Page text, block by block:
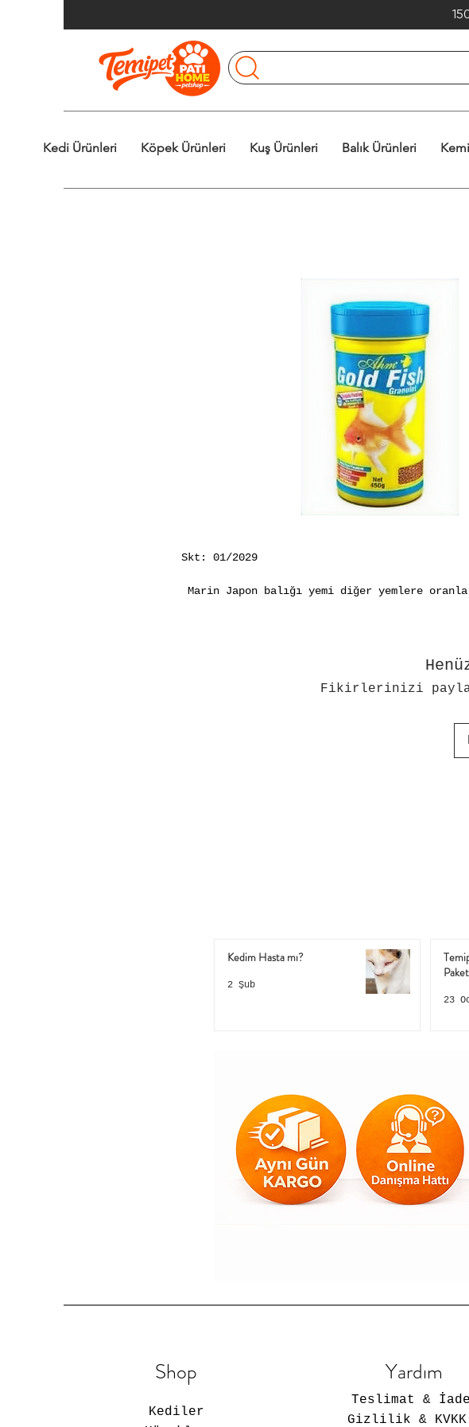
Kedi Ürünleri Köpek Ürünleri Kuş Ürünleri Balık Ürünleri
Skt: 01/2029
Hızlı yumuşayarak sert kıvamını kaybeder.
Günde 3 defa 2-3 dakikada
Fikirlerinizi
Kedim Hasta mı?
2 Şub
23
Shop
Kediler
Yardım
Teslimat & İade
Gizlilik & KVKK